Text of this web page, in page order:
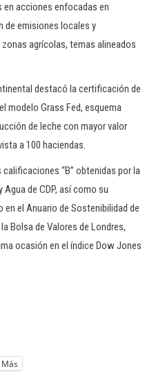
acciones enfocadas en
de emisiones locales y
agrícolas, temas alineados
destacó la certificación de
modelo Grass Fed, esquema
de leche con mayor valor
a 100 haciendas.
“B” obtenidas por la
de CDP, así como su
el Anuario de Sostenibilidad de
Bolsa de Valores de Londres,
ocasión en el índice Dow Jones
Más